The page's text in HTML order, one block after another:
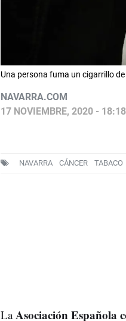
Una persona fuma un cigarrillo
NAVARRA.COM
17 NOVIEMBRE, 2020 - 18:18
NAVARRA CÁNCER TABACO
LaAsociación Española